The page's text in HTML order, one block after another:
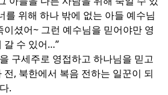
를 위해 하나 밖에 없는 아들 예수님
셨어~ 그런 예수님을 믿어야만 영
갈 수 있어…”
구세주로 영접하고 하나님을 믿고
, 북한에서 복음 전하는 일꾼이 되
.